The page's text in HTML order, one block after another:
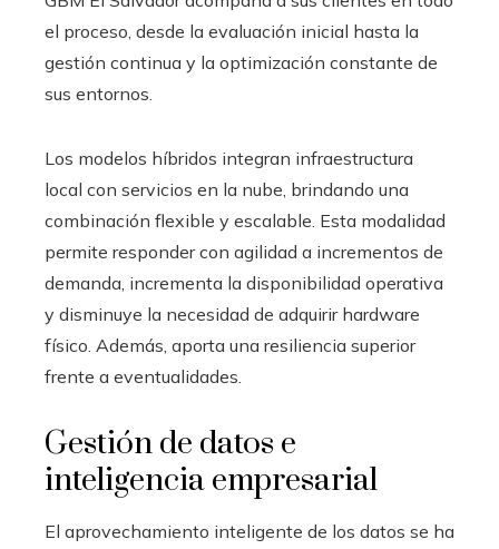
el proceso, desde la evaluación inicial hasta la
gestión continua y la optimización constante de
sus entornos.
Los modelos híbridos integran infraestructura
local con servicios en la nube, brindando una
combinación flexible y escalable. Esta modalidad
permite responder con agilidad a incrementos de
demanda, incrementa la disponibilidad operativa
y disminuye la necesidad de adquirir hardware
físico. Además, aporta una resiliencia superior
frente a eventualidades.
Gestión de datos e
inteligencia empresarial
El aprovechamiento inteligente de los datos se ha